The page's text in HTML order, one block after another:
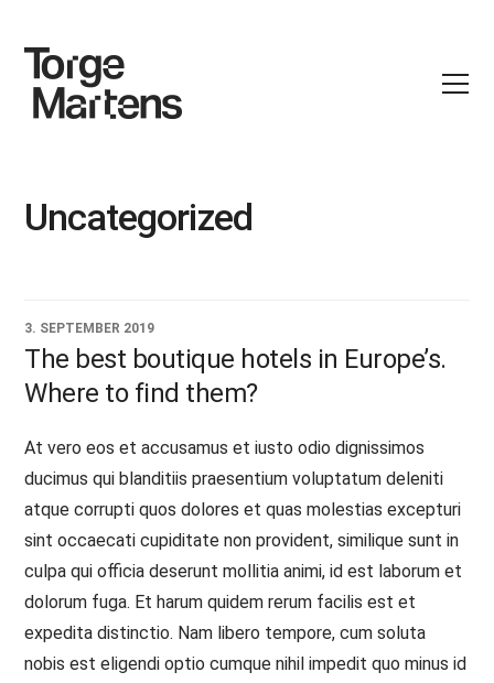
Uncategorized
3. SEPTEMBER 2019
The best boutique hotels in Europe’s.
Where to find them?
At vero eos et accusamus et iusto odio dignissimos
ducimus qui blanditiis praesentium voluptatum deleniti
atque corrupti quos dolores et quas molestias excepturi
sint occaecati cupiditate non provident, similique sunt in
culpa qui officia deserunt mollitia animi, id est laborum et
dolorum fuga. Et harum quidem rerum facilis est et
expedita distinctio. Nam libero tempore, cum soluta
nobis est eligendi optio cumque nihil impedit quo minus id